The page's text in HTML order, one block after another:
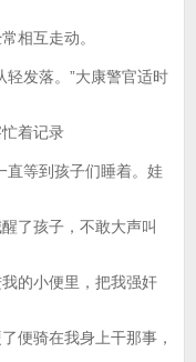
相互走动。
发落。”大康警官适时
着记录
等到孩子们睡着。娃
了孩子，不敢大声叫
的小便里，把我强奸
便骑在我身上干那事，